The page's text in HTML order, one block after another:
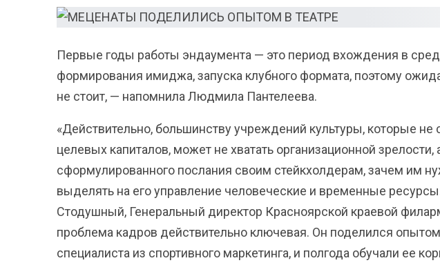
Первые годы работы эндаумента — это период вхождения в
формирования имиджа, запуска клубного формата, поэтому
не стоит, — напомнила Людмила Пантелеева.
«Действительно, большинству учреждений культуры, которые не
целевых капиталов, может не хватать организационной зрелости,
сформулированного послания своим стейкхолдерам, зачем им
выделять на его управление человеческие и временные
Стодушный, Генеральный директор Красноярской краевой
проблема кадров действительно ключевая. Он поделился
специалиста из спортивного маркетинга, и полгода обучали ее